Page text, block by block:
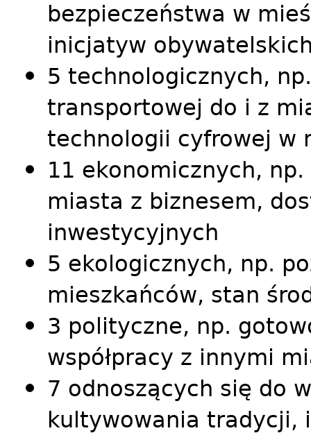
bezpieczeństwa w
inicjatyw
5 technologicznych,
transportowej do i z
technologii cyfrowej w
11 ekonomicznych, np.
miasta z biznesem,
inwestycyjnych
5 ekologicznych, np.
mieszkańców, stan
3 polityczne, np.
współpracy z innymi
7 odnoszących się do
kultywowania tradycji,